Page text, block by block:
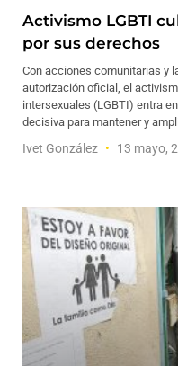
Activismo LGBTI
por sus derechos
Con acciones comunitarias y
autorización oficial, el
intersexuales (LGBTI) entra
decisiva para mantener y
Ivet González 13 mayo,